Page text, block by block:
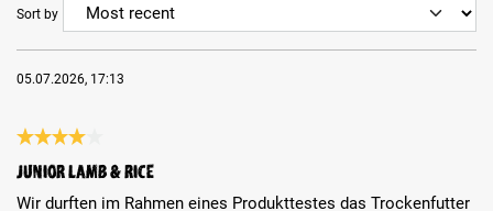
Sort by
05.07.2026, 17:13
Junior Lamb & Rice
Wir durften im Rahmen eines Produkttestes das Trockenfutter